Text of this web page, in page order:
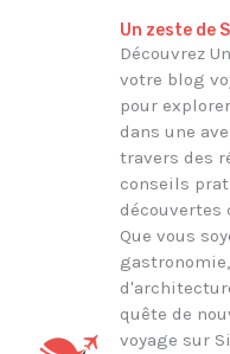
Un zeste de
Découvrez
votre blog
pour
dans une
travers des
conseils
Que vous
quête de
voyage sur
Rechercher